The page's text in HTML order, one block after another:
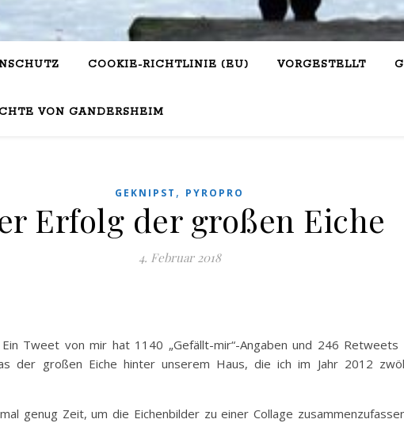
COOKIE-RICHTLINIE (EU) VORGESTELLT
VON GANDERSHEIM
GEKNIPST , PYROPRO
Erfolg der großen Eiche
4. Februar 2018
Tweet von mir hat 1140 „Gefällt-mir“-Angaben und 246 Retweets
der großen Eiche hinter unserem Haus, die ich im Jahr 2012
genug Zeit, um die Eichenbilder zu einer Collage